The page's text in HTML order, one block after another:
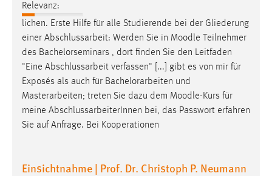
Relevanz:
lichen. Erste Hilfe für alle Studierende bei der Gliederung
einer Abschlussarbeit: Werden Sie in Moodle Teilnehmer
des Bachelorseminars , dort finden Sie den Leitfaden
"Eine Abschlussarbeit verfassen" [...] gibt es von mir für
Exposés als auch für Bachelorarbeiten und
Masterarbeiten; treten Sie dazu dem Moodle-Kurs für
meine AbschlussarbeiterInnen bei, das Passwort erfahren
Sie auf Anfrage. Bei Kooperationen
Einsichtnahme | Prof. Dr. Christoph P. Neumann